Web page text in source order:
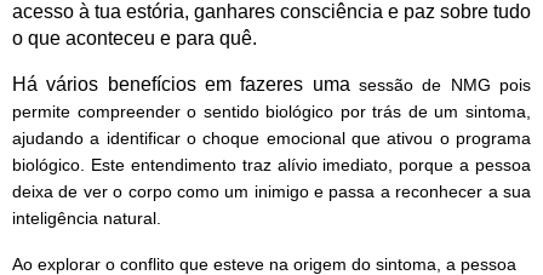
acesso à tua estória, ganhares consciência e paz sobre tudo
o que aconteceu e para quê.
Há vários benefícios em fazeres uma sessão de NMG pois
permite compreender o sentido biológico por trás de um sintoma,
ajudando a identificar o choque emocional que ativou o programa
biológico. Este entendimento traz alívio imediato, porque a pessoa
deixa de ver o corpo como um inimigo e passa a reconhecer a sua
inteligência natural.
Ao explorar o conflito que esteve na origem do sintoma, a pessoa